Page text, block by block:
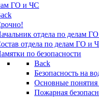
ГО и ЧС
отдела по делам
отдела по делам ГО и
по безопасности
Back
Безопасность на
Основные
Пожарная